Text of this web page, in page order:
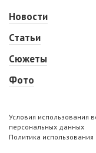
Новости
Статьи
Сюжеты
Фото
Условия использования
персональных данных
Политика использования